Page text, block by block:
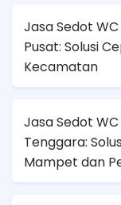
Jasa Sedot
Pusat: Solusi
Kecamatan
Jasa Sedot
Tenggara:
Mampet dan